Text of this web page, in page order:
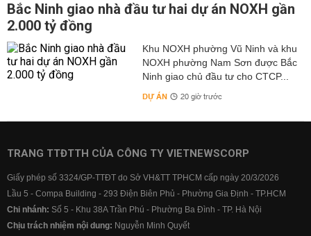
Bắc Ninh giao nhà đầu tư hai dự án NOXH gần
2.000 tỷ đồng
Khu NOXH phường Vũ Ninh và khu
NOXH phường Nam Sơn được Bắc
Ninh giao chủ đầu tư cho CTCP...
DỰ ÁN 20 giờ trước
TRANG TTĐTTH CỦA CÔNG TY VIETNEWSCORP
Giấy phép số 3324/GP-TTĐT do Sở VH&TT TPHCM cấp ngày 20/3/2026
Lầu 5 - Compa Building - 293 Điện Biên Phủ - Phường Gia Định - TP.HCM
Chi nhánh: Số 5 - Khu 38A Trần Phú - Phường Ba Đình - TP. Hà Nội
Chịu trách nhiệm nội dung: Nguyễn Minh Quyết